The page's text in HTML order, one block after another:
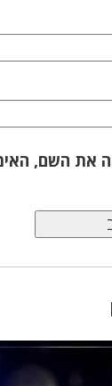
את השם,